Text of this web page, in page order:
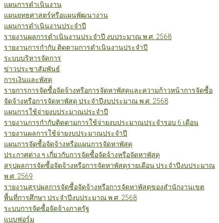
แผนการดำเนินงาน
แผนยุทธศาสตร์หรือแผนพัฒนางาน
แผนการดำเนินงานประจำปี
รายงานผลการดำเนินงานประจำปี งบประมาณ พ.ศ. 2568
รายงานการกำกับ ติดตามการดำเนินงานประจำปี
ระบบบริหารจัดการ
ข่าวประชาสัมพันธ์
การเงินและพัสดุ
รายการการจัดซื้อจัดจ้างหรือการจัดหาพัสดุและความก้าวหน้าการจัดซื้อ
จัดจ้างหรือการจัดหาพัสดุ ประจำปีงบประมาณ พ.ศ. 2568
แผนการใช้จ่ายงบประมาณประจำปี
รายงานการกำกับติดตามการใช้จ่ายงบประมาณประจำรอบ 6 เดือน
รายงานผลการใช้จ่ายงบประมาณประจำปี
แผนการจัดซื้อจัดจ้างหรือแผนการจัดหาพัสดุ
ประกาศต่าง ๆ เกี่ยวกับการจัดซื้อจัดจ้างหรือจัดหาพัสดุ
สรุปผลการจัดซื้อจัดจ้างหรือการจัดหาพัสดุรายเดือน ประจำปีงบประมาณ
พ.ศ. 2569
รายงานสรุปผลการจัดซื้อจัดจ้างหรือการจัดหาพัสดุของสำนักงานเขต
พื้นที่การศึกษา ประจำปีงบประมาณ พ.ศ. 2568
ระบบการจัดซื้อจัดจ้างภาครัฐ
แบบฟอร์ม